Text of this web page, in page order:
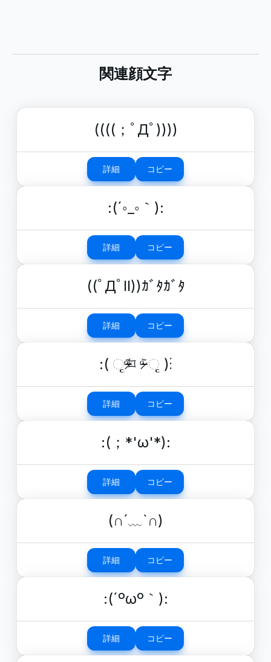
関連顔文字
((((；ﾟДﾟ))))
詳細 コピー
:(´◦_◦｀):
詳細 コピー
((ﾟДﾟll))ｶﾞﾀｶﾞﾀ
詳細 コピー
:( ૃᵒ̴̶̷᷄⌑ ᵒ̴̶̷᷅ ૃ )⁝
詳細 コピー
:(；*'ω'*):
詳細 コピー
(∩´﹏`∩)
詳細 コピー
:(´ºωº｀):
詳細 コピー